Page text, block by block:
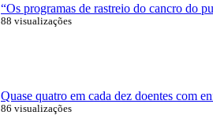
“Os programas de rastreio do cancro do
88 visualizações
Quase quatro em cada dez doentes com
86 visualizações